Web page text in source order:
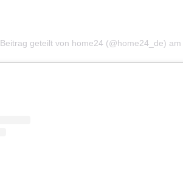
geteilt von home24 (@home24_de) am